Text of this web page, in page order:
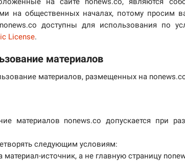
на общественных началах, потому просим
доступны для использования по
License.
материалов
материалов, размещенных на
материалов nonews.co допускается при
следующим условиям:
материал-источник, а не главную страницу